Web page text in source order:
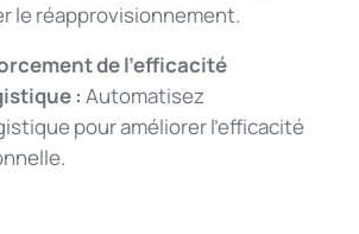
le réapprovisionnement.
de l’efficacité
: Automatisez
pour améliorer l'efficacité